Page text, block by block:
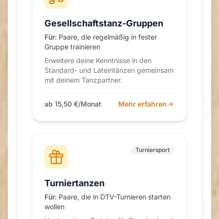
Gesellschaftstanz-Gruppen
Für: Paare, die regelmäßig in fester
Gruppe trainieren
Erweitere deine Kenntnisse in den
Standard- und Lateintänzen gemeinsam
mit deinem Tanzpartner.
ab 15,50 €/Monat Mehr erfahren
Turniersport
Turniertanzen
Für: Paare, die in DTV-Turnieren starten
wollen